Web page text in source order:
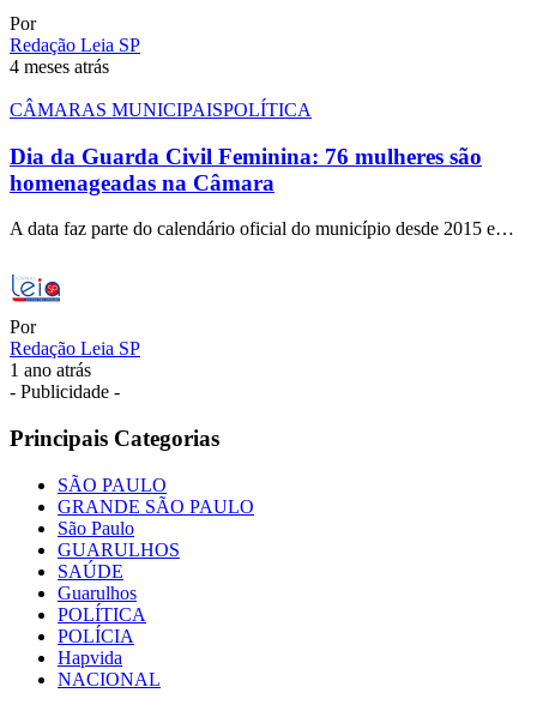
Por
Redação Leia SP
4 meses atrás
CÂMARAS MUNICIPAISPOLÍTICA
Dia da Guarda Civil Feminina: 76 mulheres são
homenageadas na Câmara
A data faz parte do calendário oficial do município desde 2015 e…
Por
Redação Leia SP
1 ano atrás
- Publicidade -
Principais Categorias
SÃO PAULO
GRANDE SÃO PAULO
São Paulo
GUARULHOS
SAÚDE
Guarulhos
POLÍTICA
POLÍCIA
Hapvida
NACIONAL